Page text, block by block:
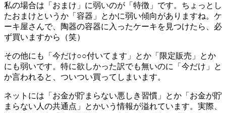
私の場合は「おまけ」に弱いのが「特徴」です。ちょっとし
たおまけというか「容器」とかに弱い傾向がありますね。ケ
ーキ屋さんで、陶器の容器に入ったケーキを見つけたら、必
ず買いますから（笑）
その他にも「今だけ○○付いてます」とか「限定販売」とか
にも弱いです。特に欲しかった訳でも無いのに「今だけ」と
か言われると、ついつい買ってしまいます。
ネットには「お金が貯まらない悪しき習慣」とか「お金が貯
まらない人の共通点」とかいう情報が溢れています。実際、